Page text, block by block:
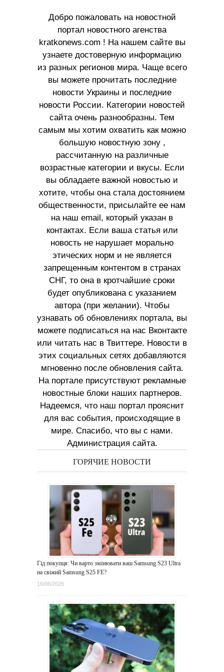
Добро пожаловать на новостной
портал новостного агенства
kratkonews.com ! На нашем сайте вы
узнаете достоверную информацию
из разных регионов мира. Чаще всего
вы можете прочитать последние
новости Украины и последние
новости России. Категории новостей
сайта очень разнообразны. Тем
самым мы хотим охватить как можно
большую новостную зону ,
рассчитанную на различные
возрастные категории и вкусы. Если
вы обладаете важной новостью и
хотите, чтобы она стала достоянием
общественности, присылайте ее нам
на наш email, который указан в
контактах. Если ваша статья или
новость не нарушает морально
этических норм и не является
запрещенным контентом в странах
СНГ, то она в кротчайшие сроки
будет опубликована с указанием
автора (при желании). Чтобы
узнавать об обновлениях портала, вы
можете подписаться на нас Вконтакте
или читать нас в Твиттере. Новости в
этих социальных сетях добавляются
мгновенно после обновления сайта.
На портале присутствуют рекламные
новостные блоки наших партнеров.
Надеемся, что наш портал прояснит
для вас события, происходящие в
мире. Спасибо, что вы с нами.
Администрация сайта.
ГОРЯЧИЕ НОВОСТИ
Гід покупця: Чи варто змінювати ваш Samsung S23 Ultra
на свіжий Samsung S25 FE?
16/06/2026